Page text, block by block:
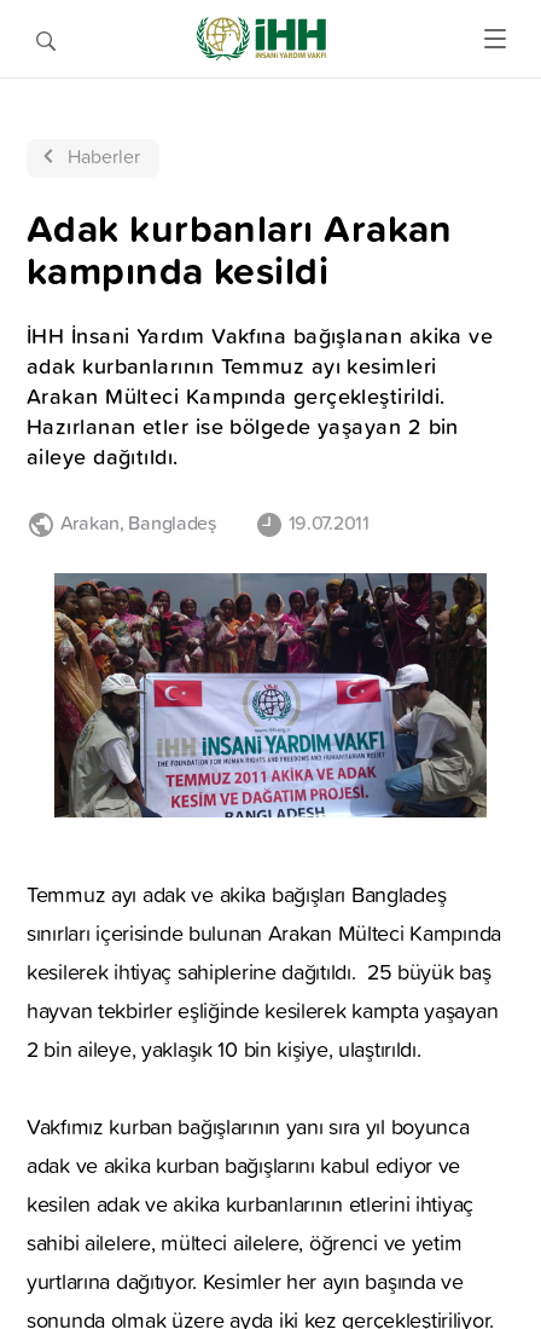
Haberler
Adak kurbanları Arakan
kampında kesildi
İHH İnsani Yardım Vakfına bağışlanan akika ve
adak kurbanlarının Temmuz ayı kesimleri
Arakan Mülteci Kampında gerçekleştirildi.
Hazırlanan etler ise bölgede yaşayan 2 bin
aileye dağıtıldı.
Arakan, Bangladeş 19.07.2011
Temmuz ayı adak ve akika bağışları Bangladeş
sınırları içerisinde bulunan Arakan Mülteci Kampında
kesilerek ihtiyaç sahiplerine dağıtıldı. 25 büyük baş
hayvan tekbirler eşliğinde kesilerek kampta yaşayan
2 bin aileye, yaklaşık 10 bin kişiye, ulaştırıldı.
Vakfımız kurban bağışlarının yanı sıra yıl boyunca
adak ve akika kurban bağışlarını kabul ediyor ve
kesilen adak ve akika kurbanlarının etlerini ihtiyaç
sahibi ailelere, mülteci ailelere, öğrenci ve yetim
yurtlarına dağıtıyor. Kesimler her ayın başında ve
sonunda olmak üzere ayda iki kez gerçekleştiriliyor.